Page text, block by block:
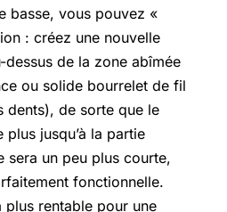
basse, vous pouvez «
: créez une nouvelle
dessus de la zone abîmée
ou solide bourrelet de fil
dents), de sorte que le
jusqu’à la partie
sera un peu plus courte,
fonctionnelle.
plus rentable pour une